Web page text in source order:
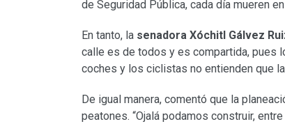
de Seguridad Pública, cada día mueren
En tanto, la senadora Xóchitl Gálvez
calle es de todos y es compartida, pues
coches y los ciclistas no entienden que
De igual manera, comentó que la
peatones. “Ojalá podamos construir,